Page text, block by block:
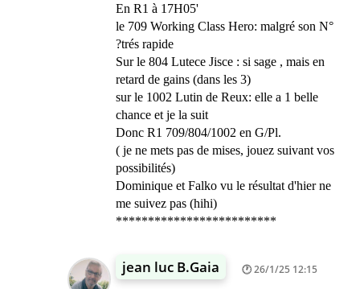
En R1 à 17H05'
le 709 Working Class Hero: malgré son N°
?trés rapide
Sur le 804 Lutece Jisce : si sage , mais en
retard de gains (dans les 3)
sur le 1002 Lutin de Reux: elle a 1 belle
chance et je la suit
Donc R1 709/804/1002 en G/Pl.
( je ne mets pas de mises, jouez suivant vos
possibilités)
Dominique et Falko vu le résultat d'hier ne
me suivez pas (hihi)
*************************
jean luc B.Gaia 26/1/25 12:15